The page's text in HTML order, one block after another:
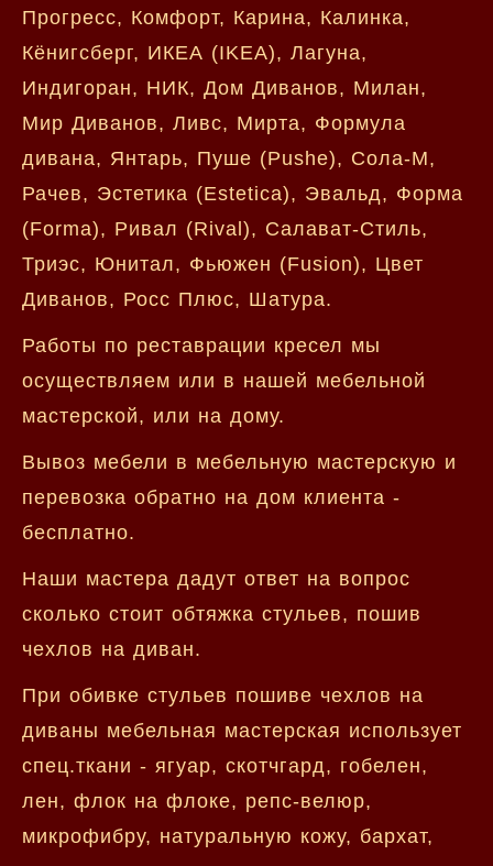
Прогресс, Комфорт, Карина, Калинка,
Кёнигсберг, ИКЕА (IKEA), Лагуна,
Индигоран, НИК, Дом Диванов, Милан,
Мир Диванов, Ливс, Мирта, Формула
дивана, Янтарь, Пуше (Pushe), Сола-М,
Рачев, Эстетика (Estetica), Эвальд, Форма
(Forma), Ривал (Rival), Салават-Стиль,
Триэс, Юнитал, Фьюжен (Fusion), Цвет
Диванов, Росс Плюс, Шатура.
Работы по реставрации кресел мы
осуществляем или в нашей мебельной
мастерской, или на дому.
Вывоз мебели в мебельную мастерскую и
перевозка обратно на дом клиента -
бесплатно.
Наши мастера дадут ответ на вопрос
сколько стоит обтяжка стульев, пошив
чехлов на диван.
При обивке стульев пошиве чехлов на
диваны мебельная мастерская использует
спец.ткани - ягуар, скотчгард, гобелен,
лен, флок на флоке, репс-велюр,
микрофибру, натуральную кожу, бархат,